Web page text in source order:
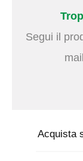
Segui il
mail
Acquista